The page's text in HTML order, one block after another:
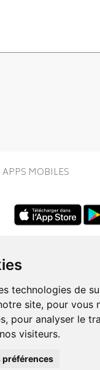
technologies de
site, pour vous
pour analyser le
visiteurs.
préférences
APPS MOBILES
SUR